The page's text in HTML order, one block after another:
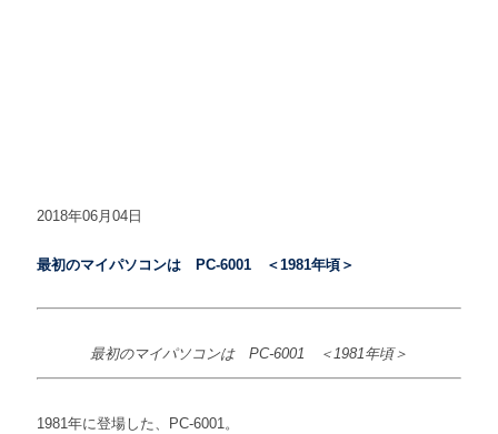
2018年06月04日
最初のマイパソコンは PC-6001 ＜1981年頃＞
最初のマイパソコンは PC-6001 ＜1981年頃＞
1981年に登場した、PC-6001。